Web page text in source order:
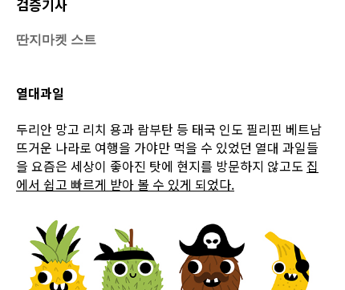
검증기사
딴지마켓 스트
열대과일
두리안 망고 리치 용과 람부탄 등 태국 인도 필리핀 베트남
뜨거운 나라로 여행을 가야만 먹을 수 있었던 열대 과일들
을 요즘은 세상이 좋아진 탓에 현지를 방문하지 않고도 집
에서 쉽고 빠르게 받아 볼 수 있게 되었다.